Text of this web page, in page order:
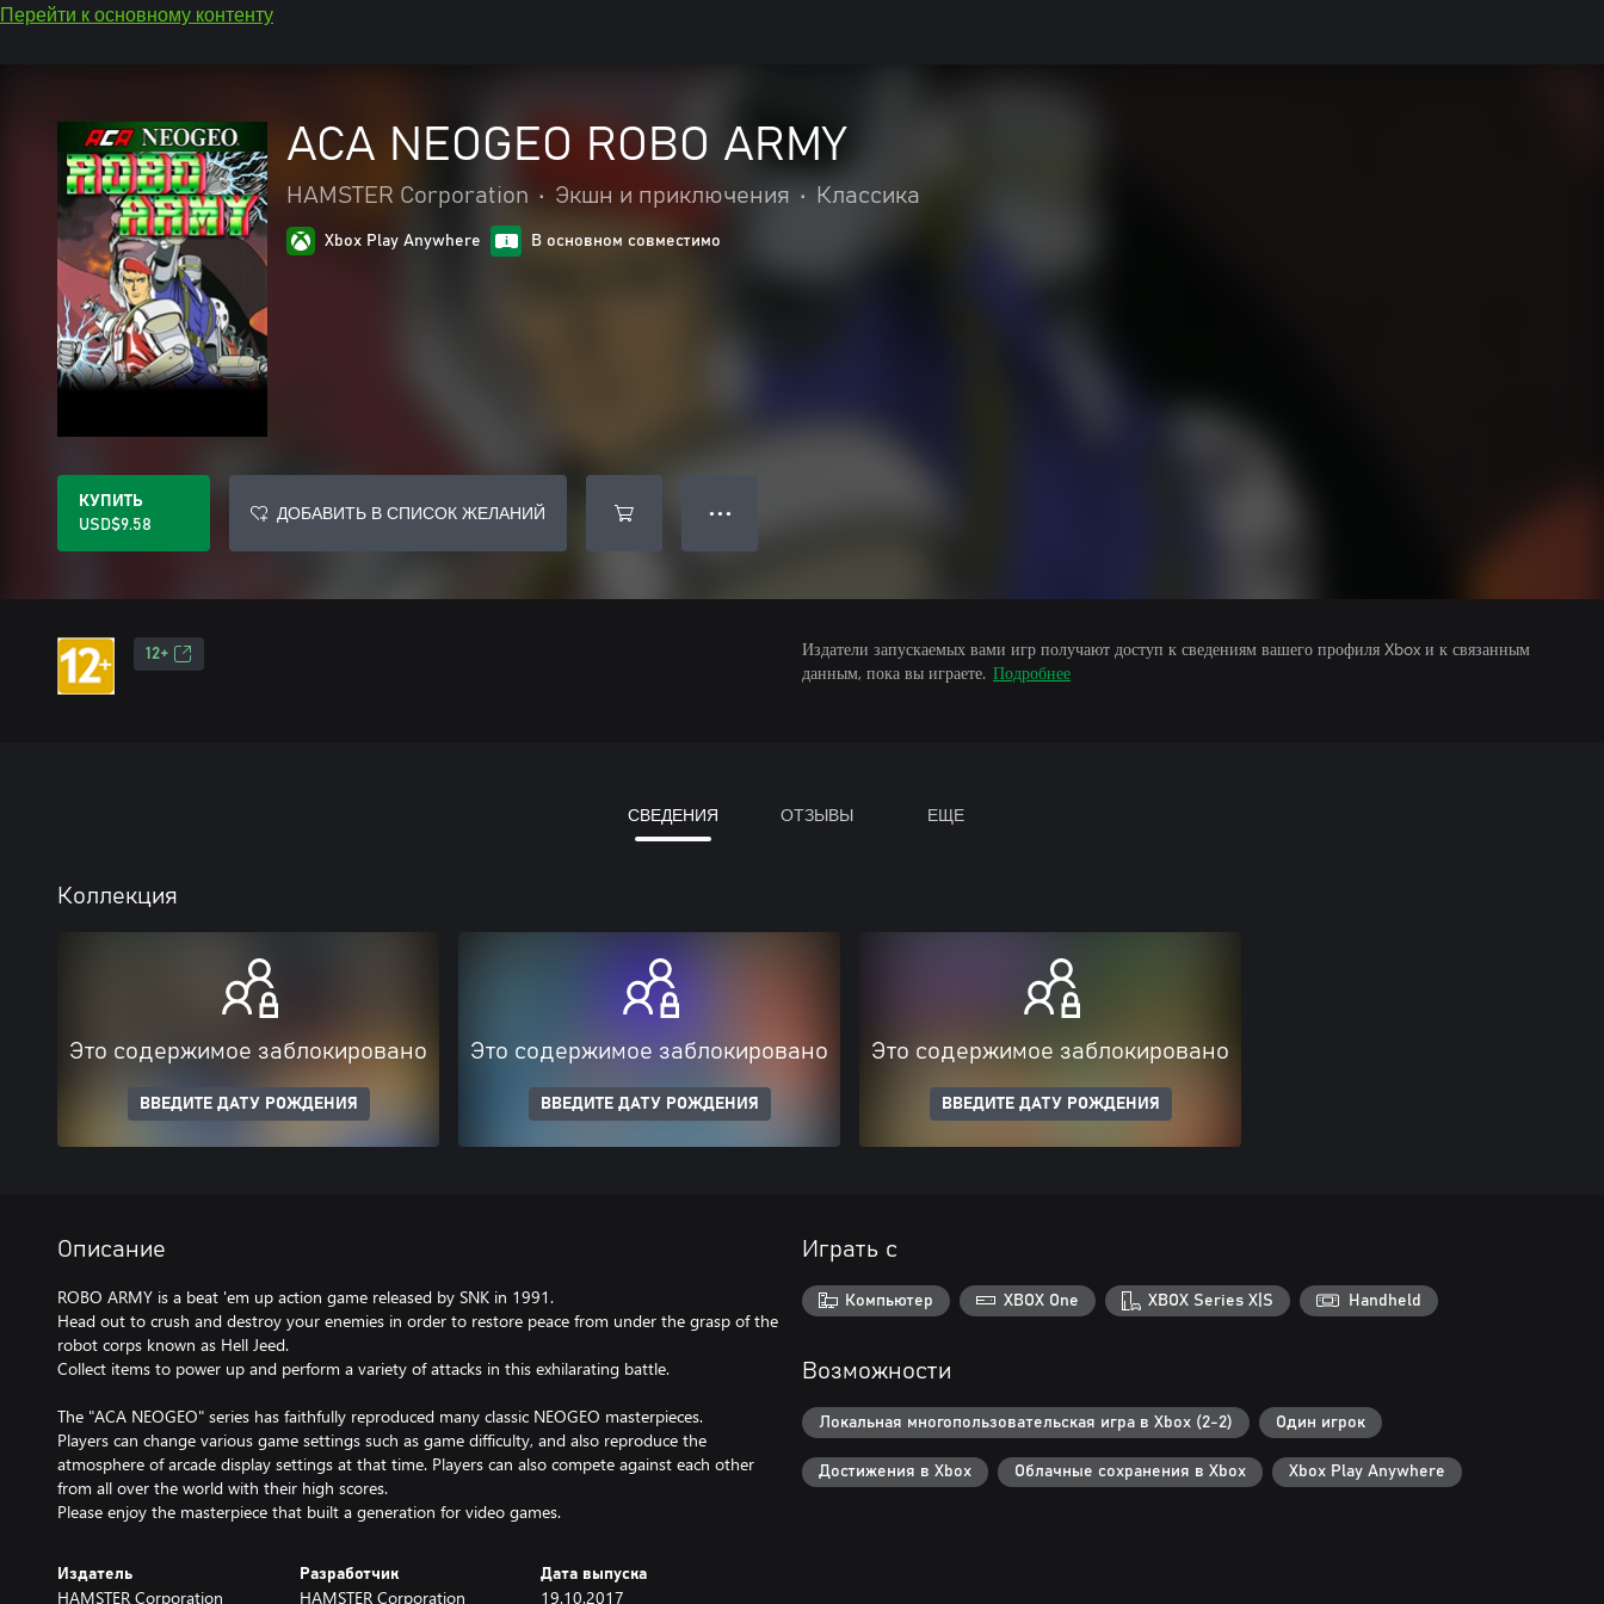
Перейти к основному контенту
ACA NEOGEO ROBO ARMY
HAMSTER Corporation • Экшн и приключения • Классика
Xbox Play Anywhere В основном совместимо
КУПИТЬ
USD$9.58
ДОБАВИТЬ В СПИСОК ЖЕЛАНИЙ ● ● ●
12+
Издатели запускаемых вами игр получают доступ к сведениям вашего профиля Xbox и к связанным
данным, пока вы играете. Подробнее
СВЕДЕНИЯ ОТЗЫВЫ ЕЩЕ
Коллекция
Это содержимое заблокировано
ВВЕДИТЕ ДАТУ РОЖДЕНИЯ
Это содержимое заблокировано
ВВЕДИТЕ ДАТУ РОЖДЕНИЯ
Это содержимое заблокировано
ВВЕДИТЕ ДАТУ РОЖДЕНИЯ
Описание
ROBO ARMY is a beat 'em up action game released by SNK in 1991.
Head out to crush and destroy your enemies in order to restore peace from under the grasp of the
robot corps known as Hell Jeed.
Collect items to power up and perform a variety of attacks in this exhilarating battle.
The "ACA NEOGEO" series has faithfully reproduced many classic NEOGEO masterpieces.
Players can change various game settings such as game difficulty, and also reproduce the
atmosphere of arcade display settings at that time. Players can also compete against each other
from all over the world with their high scores.
Please enjoy the masterpiece that built a generation for video games.
Издатель
HAMSTER Corporation
Разработчик
HAMSTER Corporation
Дата выпуска
19.10.2017
Играть с
Компьютер XBOX One XBOX Series X|S Handheld
Возможности
Локальная многопользовательская игра в Xbox (2-2) Один игрок
Достижения в Xbox Облачные сохранения в Xbox Xbox Play Anywhere